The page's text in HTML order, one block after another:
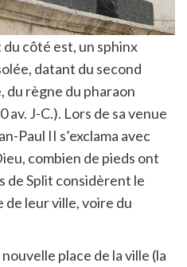
côté est, un sphinx
datant du second
du règne du pharaon
J-C.). Lors de sa venue
Paul II s’exclama avec
combien de pieds ont
de Split considèrent le
leur ville, voire du
place de la ville (la